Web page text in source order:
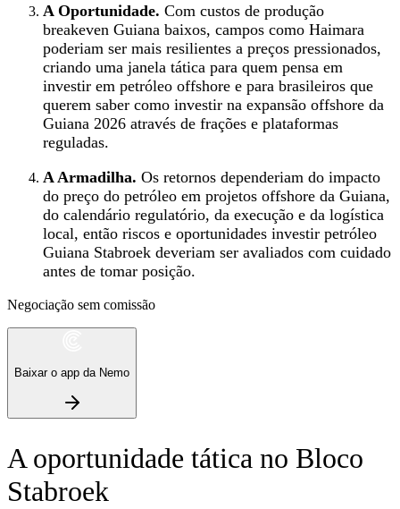
A Oportunidade. Com custos de produção
breakeven Guiana baixos, campos como Haimara
poderiam ser mais resilientes a preços pressionados,
criando uma janela tática para quem pensa em
investir em petróleo offshore e para brasileiros que
querem saber como investir na expansão offshore da
Guiana 2026 através de frações e plataformas
reguladas.
A Armadilha. Os retornos dependeriam do impacto
do preço do petróleo em projetos offshore da Guiana,
do calendário regulatório, da execução e da logística
local, então riscos e oportunidades investir petróleo
Guiana Stabroek deveriam ser avaliados com cuidado
antes de tomar posição.
Negociação sem comissão
Baixar o app da Nemo
A oportunidade tática no Bloco
Stabroek